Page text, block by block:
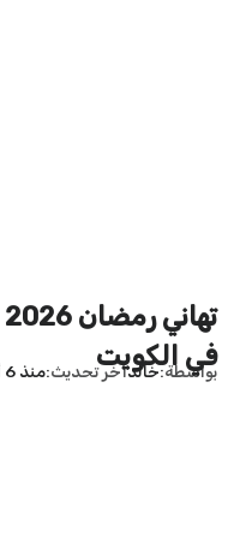
في الكويت
بواسطة خالدآخر تحديث منذ 6 أشهر